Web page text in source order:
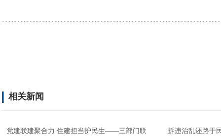
相关新闻
党建联建聚合力 住建担当护民生——三部门联 拆违治乱还路于